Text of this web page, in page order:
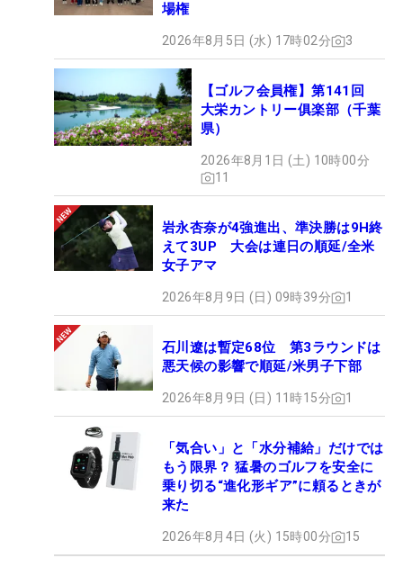
場権
2026年8月5日 (水) 17時02分 3
【ゴルフ会員権】第141回
大栄カントリー俱楽部（千葉
県）
2026年8月1日 (土) 10時00分
11
岩永杏奈が4強進出、準決勝は9H終
えて3UP 大会は連日の順延/全米
女子アマ
2026年8月9日 (日) 09時39分 1
石川遼は暫定68位 第3ラウンドは
悪天候の影響で順延/米男子下部
2026年8月9日 (日) 11時15分 1
「気合い」と「水分補給」だけでは
もう限界？ 猛暑のゴルフを安全に
乗り切る“進化形ギア”に頼るときが
来た
2026年8月4日 (火) 15時00分 15